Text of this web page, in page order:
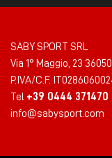
SABY SPORT SRL
Via 1° Maggio, 23
P.IVA/C.F.
Tel +39 0444 371470
info@sabysport.com